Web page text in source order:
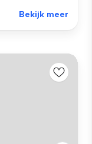
Bekijk meer